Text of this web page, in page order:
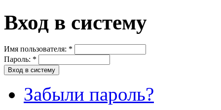
Вход в систему
Имя пользователя: *
Пароль: *
Забыли пароль?